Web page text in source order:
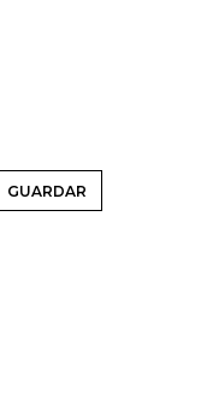
GUARDAR